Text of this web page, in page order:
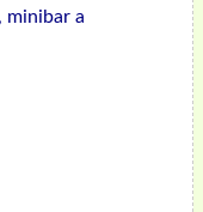
minibar a